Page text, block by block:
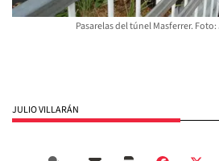
Pasarelas del túnel Masferrer.
JULIO VILLARÁN